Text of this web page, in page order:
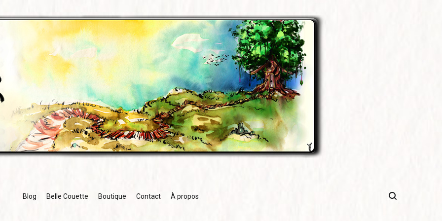
Blog Belle Couette Boutique Contact À propos